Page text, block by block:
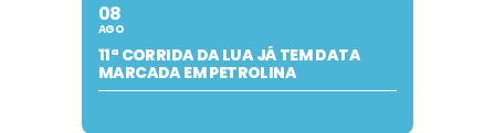
08
AGO
11ª CORRIDA DA LUA JÁ TEM DATA
MARCADA EM PETROLINA